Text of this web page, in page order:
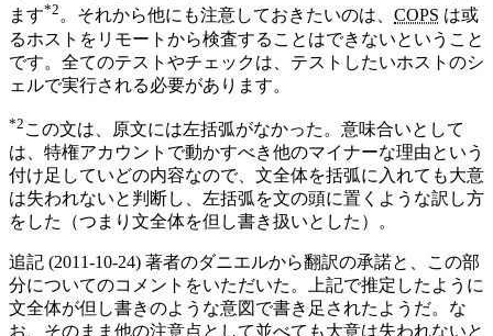
ます*2。それから他にも注意しておきたいのは、 COPS は或
るホストをリモートから検査することはできないということ
です。全てのテストやチェックは、テストしたいホストのシ
ェルで実行される必要があります。
*2 この文は、原文には左括弧がなかった。意味合いとして
は、特権アカウントで動かすべき他のマイナーな理由という
付け足していどの内容なので、文全体を括弧に入れても大意
は失われないと判断し、左括弧を文の頭に置くような訳し方
をした（つまり文全体を但し書き扱いとした）。
追記 (2011-10-24) 著者のダニエルから翻訳の承諾と、この部
分についてのコメントをいただいた。上記で推定したように
文全体が但し書きのような意図で書き足されたようだ。な
お、そのまま他の注意点として並べても大意は失われないと